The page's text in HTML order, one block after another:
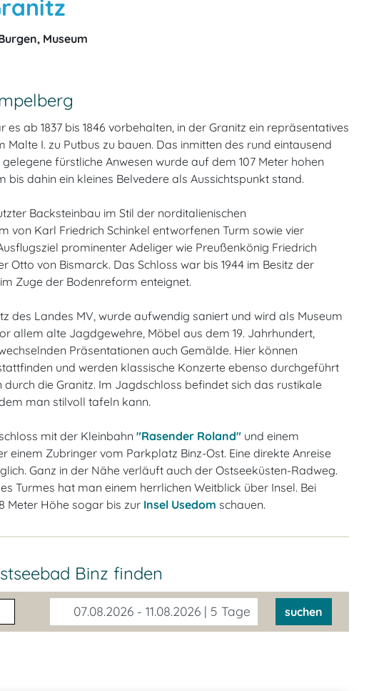
Museum
es ab 1837 bis 1846 vorbehalten, in der Granitz ein repräsentatives
Malte I. zu Putbus zu bauen. Das inmitten des rund eintausend
fürstliche Anwesen wurde auf dem 107 Meter hohen
bis dahin ein kleines Belvedere als Aussichtspunkt stand.
Backsteinbau im Stil der norditalienischen
von Karl Friedrich Schinkel entworfenen Turm sowie vier
prominenter Adeliger wie Preußenkönig Friedrich
Otto von Bismarck. Das Schloss war bis 1944 im Besitz der
Zuge der Bodenreform enteignet.
des Landes MV, wurde aufwendig saniert und wird als Museum
allem alte Jagdgewehre, Möbel aus dem 19. Jahrhundert,
Präsentationen auch Gemälde. Hier können
und werden klassische Konzerte ebenso durchgeführt
die Granitz. Im Jagdschloss befindet sich das rustikale
man stilvoll tafeln kann.
mit der Kleinbahn "Rasender Roland" und einem
einem Zubringer vom Parkplatz Binz-Ost. Eine direkte Anreise
Ganz in der Nähe verläuft auch der Ostseeküsten-Radweg.
Turmes hat man einem herrlichen Weitblick über Insel. Bei
Meter Höhe sogar bis zur Insel Usedom schauen.
Binz finden
07.08.2026 - 11.08.2026 | 5 Tage suchen